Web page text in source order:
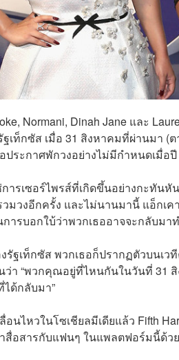
Normani, Dinah Jane และ
เท็กซัส เมื่อ 31 สิงหาคมที่ผ่านมา (
ระกาศพักวงอย่างไม่มีกำหนดเมื่อปี
รเซอร์ไพรส์ที่เกิดขึ้นอย่างกะทันหั
มวงอีกครั้ง และไม่นานมานี้ แอ็กเค
ารบอกใบ้ว่าพวกเธออาจจะกลับม
เท็กซัส พวกเธอก็ปรากฏตัวบนเว
า “พวกคุณอยู่ที่ไหนกันในวันที่ 31
ได้กลับมา”
นไหวในโซเชียลมีเดียแล้ว Fifth
สื่อสารกับแฟนๆ ในแพลตฟอร์มนี้ด้ว